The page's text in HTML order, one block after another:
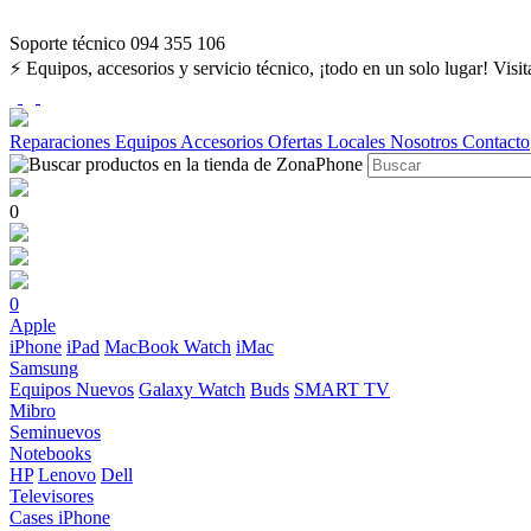
Soporte técnico 094 355 106
⚡ Equipos, accesorios y servicio técnico, ¡todo en un solo lugar!
Reparaciones Equipos Accesorios Ofertas Locales Nosotros Contacto
0
0
Apple
iPhone iPad MacBook Watch iMac
Samsung
Equipos Nuevos Galaxy Watch Buds SMART TV
Mibro
Seminuevos
Notebooks
HP Lenovo Dell
Televisores
Cases iPhone